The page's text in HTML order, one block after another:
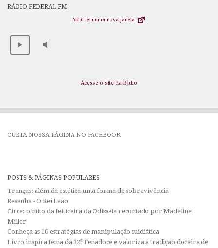
RÁDIO FEDERAL FM
Abrir em uma nova janela
Acesse o site da Rádio
CURTA NOSSA PÁGINA NO FACEBOOK
POSTS & PÁGINAS POPULARES
Tranças: além da estética uma forma de sobrevivência
Resenha - O Rei Leão
Circe: o mito da feiticeira da Odisseia recontado por Madeline
Miller
Conheça as 10 estratégias de manipulação midiática
Livro inspira tema da 32ª Fenadoce e valoriza a tradição doceira de